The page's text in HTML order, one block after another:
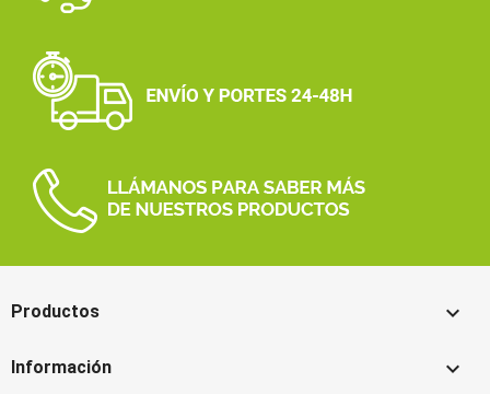
Productos 
Información 